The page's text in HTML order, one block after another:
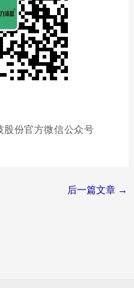
股份官方微信公众号
后一篇文章 →